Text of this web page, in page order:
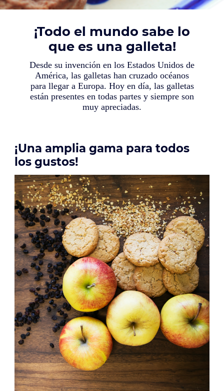
¡Todo el mundo sabe lo
que es una galleta!
Desde su invención en los Estados Unidos de
América, las galletas han cruzado océanos
para llegar a Europa. Hoy en día, las galletas
están presentes en todas partes y siempre son
muy apreciadas.
¡Una amplia gama para todos
los gustos!